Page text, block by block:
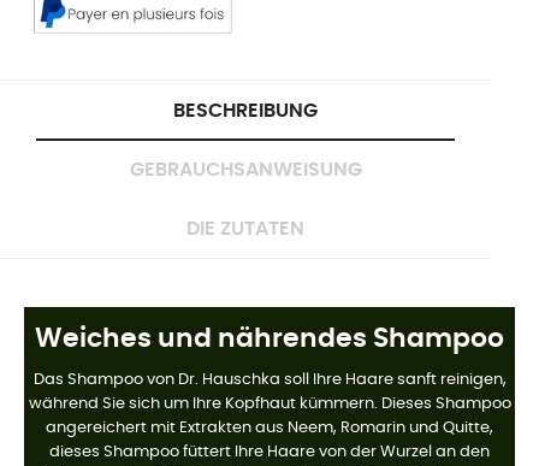
BESCHREIBUNG
GEBRAUCHSANWEISUNG
DIE ZUTATEN
Weiches und nährendes Shampoo
Das Shampoo von Dr. Hauschka soll Ihre Haare sanft reinigen,
während Sie sich um Ihre Kopfhaut kümmern. Dieses Shampoo
angereichert mit Extrakten aus Neem, Romarin und Quitte,
dieses Shampoo füttert Ihre Haare von der Wurzel an den